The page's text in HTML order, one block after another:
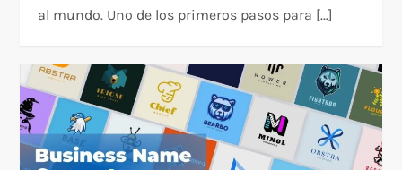
al mundo. Uno de los primeros pasos para […]